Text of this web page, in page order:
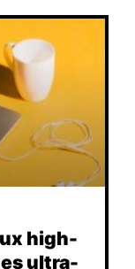
high-
ultra-